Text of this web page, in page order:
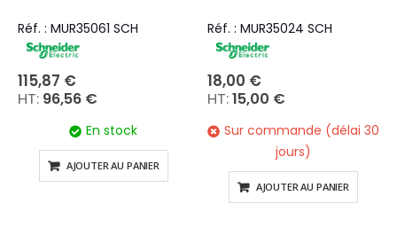
Réf. : MUR35061 SCH
115,87 €
96,56 €
En stock
AJOUTER AU PANIER
Réf. : MUR35024 SCH
18,00 €
15,00 €
Sur commande (délai 30
jours)
AJOUTER AU PANIER